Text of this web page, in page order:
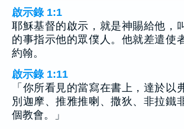
啟示錄 1:1
耶穌基督的啟示，就是神賜給他，
的事指示他的眾僕人。他就差遣使
約翰。
啟示錄 1:11
「你所看見的當寫在書上，達於以
別迦摩、推雅推喇、撒狄、非拉鐵
個教會。」